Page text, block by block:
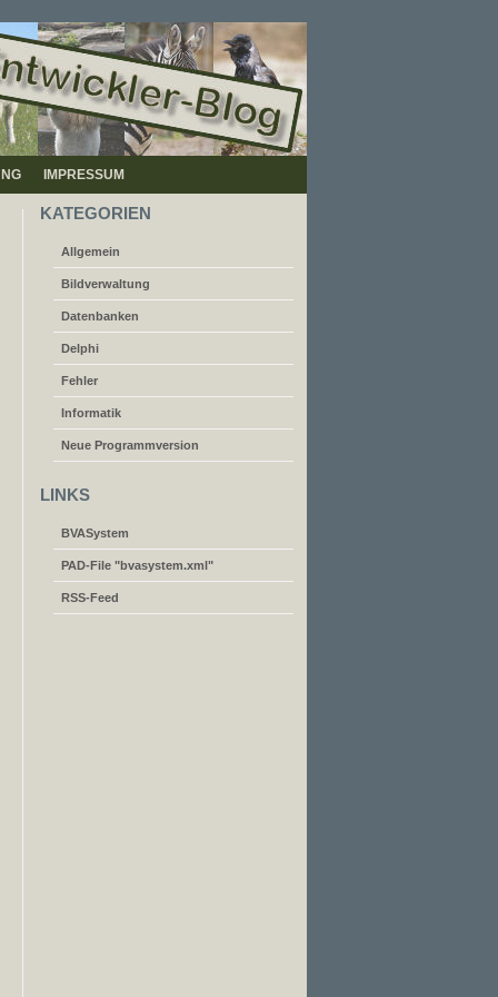
IMPRESSUM
KATEGORIEN
Allgemein
Bildverwaltung
Datenbanken
Delphi
Fehler
Informatik
Neue Programmversion
LINKS
BVASystem
PAD-File "bvasystem.xml"
RSS-Feed